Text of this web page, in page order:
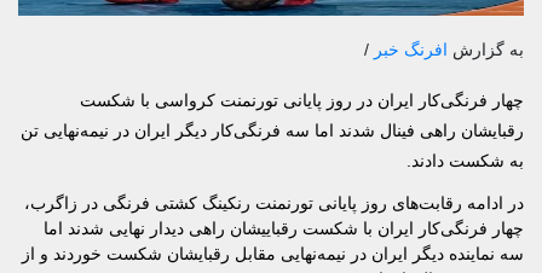
به گزارش افرنگ خبر /
چهار فرنگی‌کار ایران در روز پایانی تورنمنت کرواسی با شکست
رقبایشان راهی فینال شدند اما سه فرنگی‌کار دیگر ایران در نیمه‌نهایی تن
به شکست دادند.
در ادامه رقابت‌های روز پایانی تورنمنت رنکینگ کشتی فرنگی در زاگرب،
چهار فرنگی‌کار ایران با شکست رقباییشان راهی دیدار نهایی شدند اما
سه نماینده دیگر ایران در نیمه‌نهایی مقابل رقبایشان شکست خوردند و از